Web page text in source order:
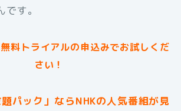
す。
料トライアルの申込みでお試しくだ
さい！
題パック」ならNHKの人気番組が見